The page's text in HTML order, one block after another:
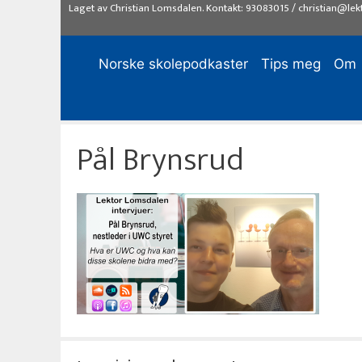
Laget avChristian Lomsdalen. Kontakt: 93083015/
Norske skolepodkaster Tips meg Om
Pål Brynsrud